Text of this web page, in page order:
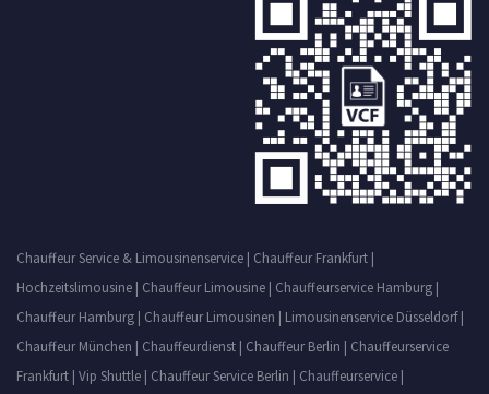
Chauffeur Service & Limousinenservice | Chauffeur Frankfurt |
Hochzeitslimousine | Chauffeur Limousine | Chauffeurservice Hamburg |
Chauffeur Hamburg | Chauffeur Limousinen | Limousinenservice Düsseldorf|
Chauffeur München | Chauffeurdienst | Chauffeur Berlin | Chauffeurservice
Frankfurt | Vip Shuttle | Chauffeur Service Berlin | Chauffeurservice |